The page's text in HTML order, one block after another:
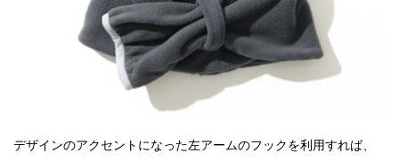
デザインのアクセントになった左アームのフックを利用すれば、